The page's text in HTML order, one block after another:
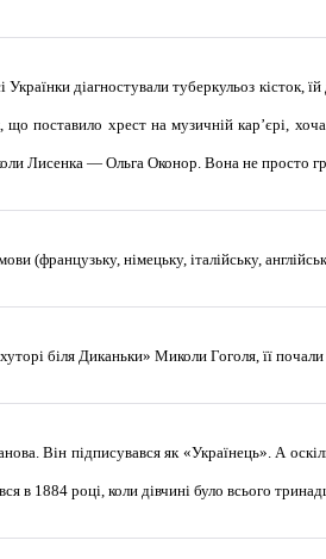
діагностували туберкульоз кісток,
поставило хрест на музичній кар’єрі,
Лисенка — Ольга Оконор. Вона не просто
(французьку, німецьку, італійську,
біля Диканьки» Миколи Гоголя, її
Він підписувався як «Українець». А
в 1884 році, коли дівчині було всього